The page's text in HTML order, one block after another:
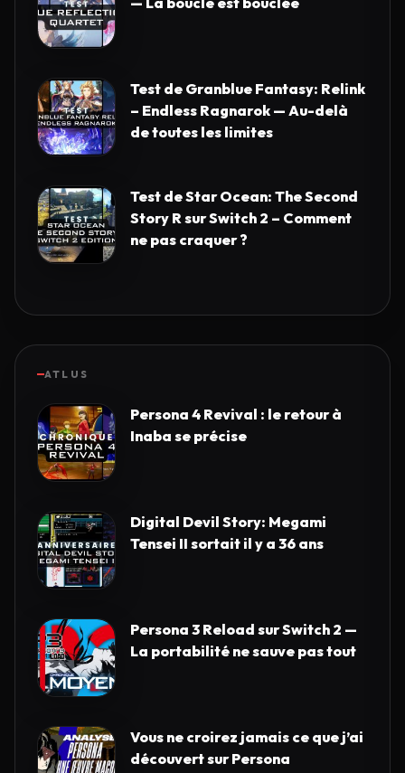
Test de Granblue Fantasy: Relink
– Endless Ragnarok — Au-delà
de toutes les limites
Test de Star Ocean: The Second
Story R sur Switch 2 – Comment
ne pas craquer ?
ATLUS
Persona 4 Revival : le retour à
Inaba se précise
Digital Devil Story: Megami
Tensei II sortait il y a 36 ans
Persona 3 Reload sur Switch 2 —
La portabilité ne sauve pas tout
Vous ne croirez jamais ce que j’ai
découvert sur Persona